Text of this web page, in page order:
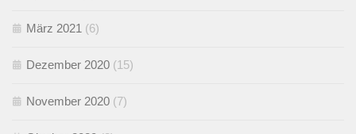
März 2021 (6)
Dezember 2020 (15)
November 2020 (7)